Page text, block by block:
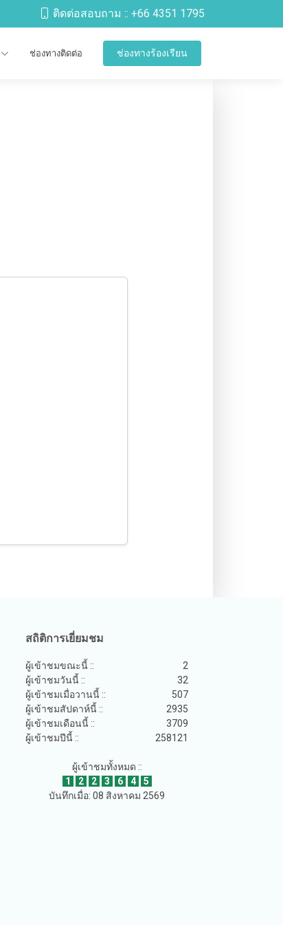
ติดต่อสอบถาม :: +66 4351 1795
ช่องทางติดต่อ ช่องทางร้องเรียน
สถิติการเยี่ยมชม
ผู้เข้าชมขณะนี้ ::
2
ผู้เข้าชมวันนี้ ::
32
ผู้เข้าชมเมื่อวานนี้ ::
507
ผู้เข้าชมสัปดาห์นี้ ::
2935
ผู้เข้าชมเดือนนี้ ::
3709
ผู้เข้าชมปีนี้ ::
258121
ผู้เข้าชมทั้งหมด ::
1
2 2 3 6 4
5
บันทึกเมื่อ: 08 สิงหาคม 2569